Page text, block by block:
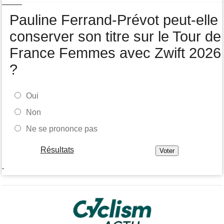
Joao Almeida a abandonné après une nouvelle chute
Pauline Ferrand-Prévot peut-elle
conserver son titre sur le Tour de
France Femmes avec Zwift 2026
?
Oui
Non
Ne se prononce pas
Résultats
-